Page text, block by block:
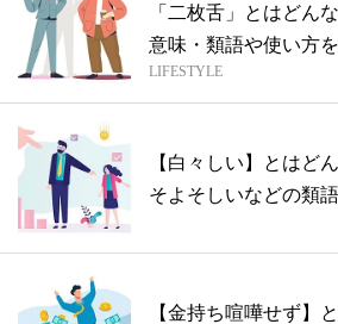
「二枚舌」とはどん
意味・類語や使い方
LIFESTYLE
【白々しい】とはど
そよそしいなどの類
【金持ち喧嘩せず】